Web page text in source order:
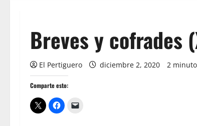
Breves y cofrades
El Pertiguero diciembre 2, 2020 2
Comparte esto: